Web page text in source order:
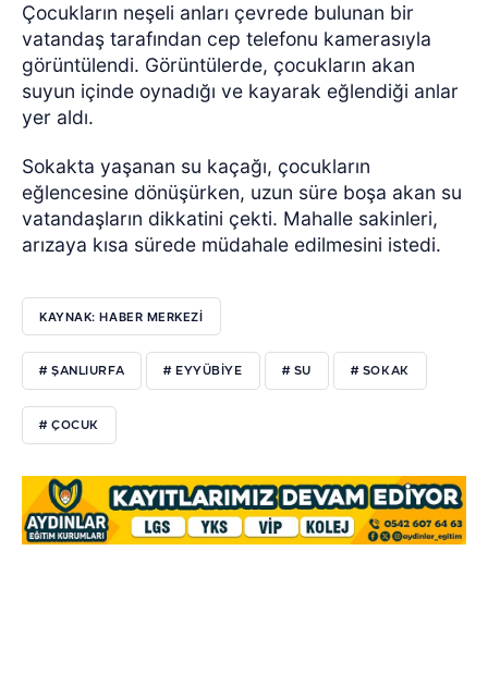
Çocukların neşeli anları çevrede bulunan bir
vatandaş tarafından cep telefonu kamerasıyla
görüntülendi. Görüntülerde, çocukların akan
suyun içinde oynadığı ve kayarak eğlendiği anlar
yer aldı.
Sokakta yaşanan su kaçağı, çocukların
eğlencesine dönüşürken, uzun süre boşa akan su
vatandaşların dikkatini çekti. Mahalle sakinleri,
arızaya kısa sürede müdahale edilmesini istedi.
KAYNAK: HABER MERKEZİ
# ŞANLIURFA # EYYÜBİYE # SU # SOKAK
# ÇOCUK